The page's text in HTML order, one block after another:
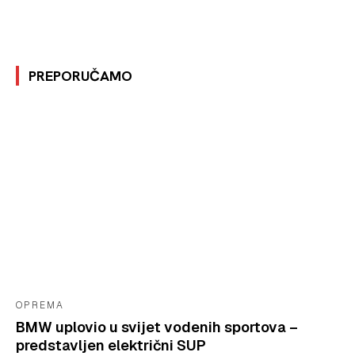
PREPORUČAMO
OPREMA
BMW uplovio u svijet vodenih sportova –
predstavljen električni SUP